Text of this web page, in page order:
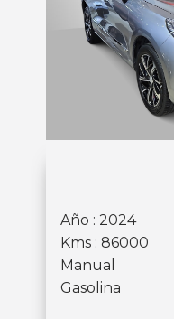
Año : 2024
Kms : 86000
Manual
Gasolina